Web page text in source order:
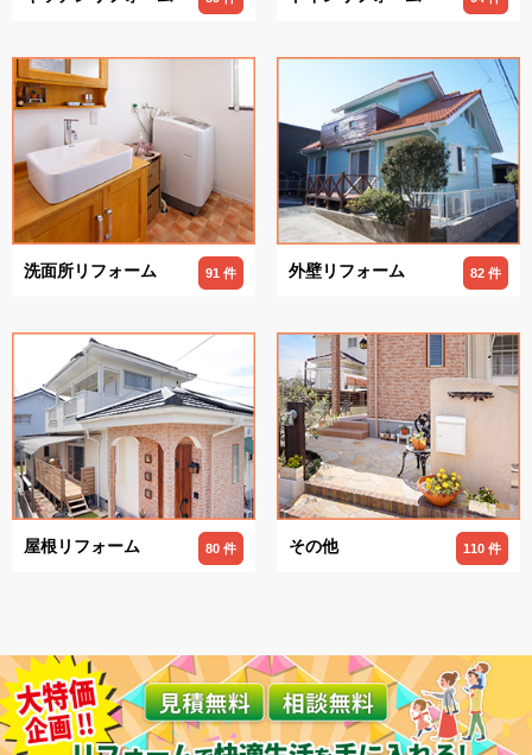
洗面所リフォーム 91 件 外壁リフォーム 82 件
屋根リフォーム 80 件 その他 110 件